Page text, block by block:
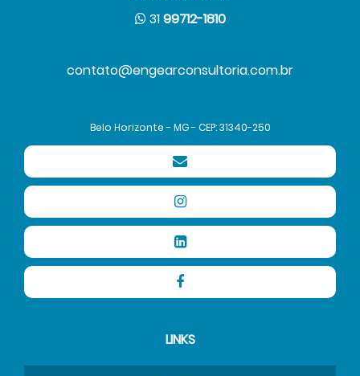
3199712-1810
contato@engearconsultoria.com.br
Belo Horizonte - MG - CEP: 31340-250
LINKS